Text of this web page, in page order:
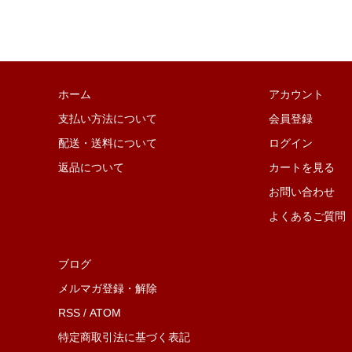
ホーム
支払い方法について
配送・送料について
返品について
アカウント
会員登録
ログイン
カートを見る
お問い合わせ
よくあるご質問
ブログ
メルマガ登録・解除
RSS /ATOM
特定商取引法に基づく表記